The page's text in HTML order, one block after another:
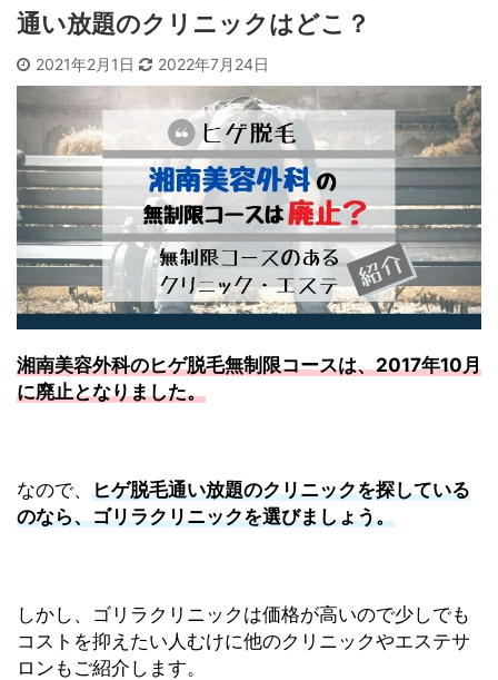
通い放題のクリニックはどこ？
2021年2月1日 2022年7月24日
湘南美容外科のヒゲ脱毛無制限コースは、2017年10月
に廃止となりました。
なので、 ヒゲ脱毛通い放題のクリニックを探している
のなら、ゴリラクリニックを選びましょう。
しかし、ゴリラクリニックは価格が高いので少しでも
コストを抑えたい人むけに他のクリニックやエステサ
ロンもご紹介します。